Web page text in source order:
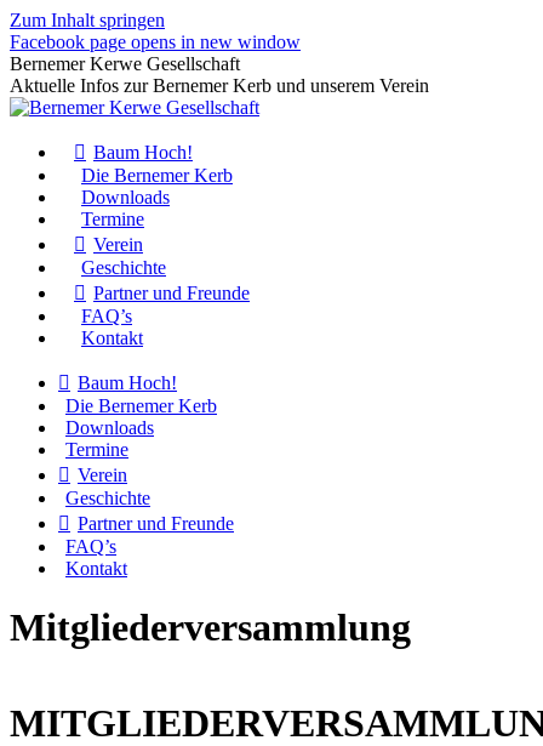
Zum Inhalt springen
Facebook page opens in new window
Bernemer Kerwe Gesellschaft
Aktuelle Infos zur Bernemer Kerb und unserem Verein
Baum Hoch!
Die Bernemer Kerb
Downloads
Termine
Verein
Geschichte
Partner und Freunde
FAQ’s
Kontakt
Baum Hoch!
Die Bernemer Kerb
Downloads
Termine
Verein
Geschichte
Partner und Freunde
FAQ’s
Kontakt
Mitgliederversammlung